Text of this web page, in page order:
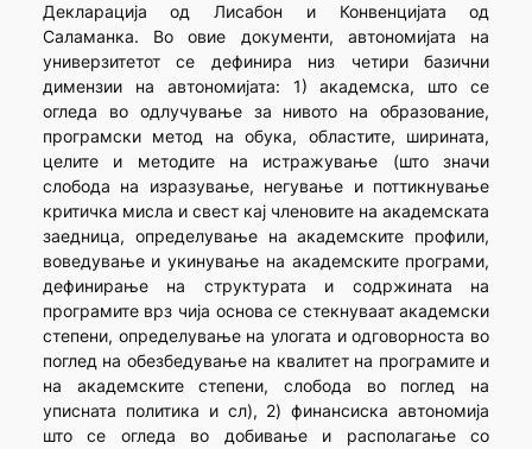
Декларација од Лисабон и Конвенцијата од
Саламанка. Во овие документи, автономијата на
универзитетот се дефинира низ четири базични
димензии на автономијата: 1) академска, што се
огледа во одлучување за нивото на образование,
програмски метод на обука, областите, ширината,
целите и методите на истражување (што значи
слобода на изразување, негување и поттикнување
критичка мисла и свест кај членовите на академската
заедница, определување на академските профили,
воведување и укинување на академските програми,
дефинирање на структурата и содржината на
програмите врз чија основа се стекнуваат академски
степени, определување на улогата и одговорноста во
поглед на обезбедување на квалитет на програмите и
на академските степени, слобода во поглед на
уписната политика и сл), 2) финансиска автономија
што се огледа во добивање и располагање со